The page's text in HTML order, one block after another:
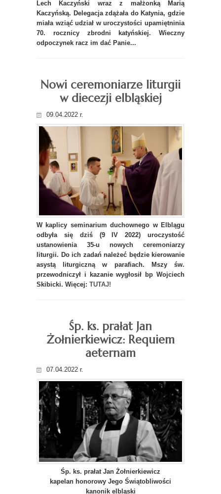
Lech Kaczyński wraz z małżonką Marią
Kaczyńską. Delegacja zdążała do Katynia, gdzie
miała wziąć udział w uroczystości upamiętninia
70. rocznicy zbrodni katyńskiej. Wieczny
odpoczynek racz im dać Panie...
Nowi ceremoniarze liturgii
w diecezji elbląskiej
09.04.2022 r.
W kaplicy seminarium duchownego w Elblągu
odbyła się dziś (9 IV 2022) uroczystość
ustanowienia 35-u nowych ceremoniarzy
liturgii. Do ich zadań należeć będzie kierowanie
asystą liturgiczną w parafiach. Mszy św.
przewodniczył i kazanie wygłosił bp Wojciech
Skibicki. Więcej: TUTAJ!
Śp. ks. prałat Jan
Żołnierkiewicz: Requiem
aeternam
07.04.2022 r.
Śp. ks. prałat Jan Żołnierkiewicz
kapelan honorowy Jego Świątobliwości
kanonik elbląski